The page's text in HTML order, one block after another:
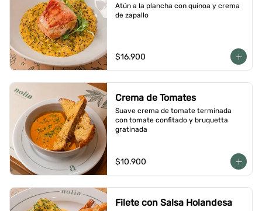
Atún a la plancha con quinoa y crema
de zapallo
$16.900
Crema de Tomates
Suave crema de tomate terminada
con tomate confitado y bruquetta
gratinada
$10.900
Filete con Salsa Holandesa